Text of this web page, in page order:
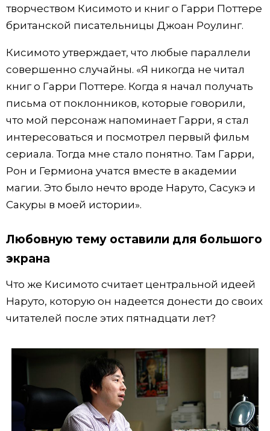
творчеством Кисимото и книг о Гарри Поттере
британской писательницы Джоан Роулинг.
Кисимото утверждает, что любые параллели
совершенно случайны. «Я никогда не читал
книг о Гарри Поттере. Когда я начал получать
письма от поклонников, которые говорили,
что мой персонаж напоминает Гарри, я стал
интересоваться и посмотрел первый фильм
сериала. Тогда мне стало понятно. Там Гарри,
Рон и Гермиона учатся вместе в академии
магии. Это было нечто вроде Наруто, Сасукэ и
Сакуры в моей истории».
Любовную тему оставили для большого
экрана
Что же Кисимото считает центральной идеей
Наруто, которую он надеется донести до своих
читателей после этих пятнадцати лет?